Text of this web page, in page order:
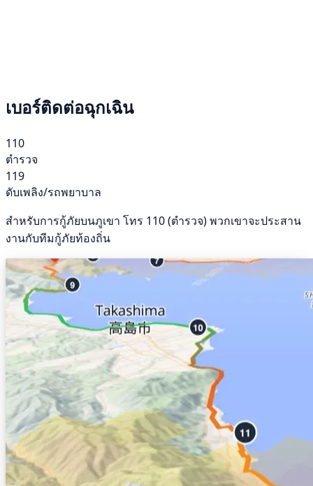
เบอร์ติดต่อฉุกเฉิน
110
ตำรวจ
119
ดับเพลิง/รถพยาบาล
สำหรับการกู้ภัยบนภูเขา โทร 110 (ตำรวจ) พวกเขาจะประสาน
งานกับทีมกู้ภัยท้องถิ่น